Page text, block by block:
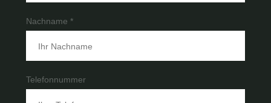
Nachname *
Telefonnummer